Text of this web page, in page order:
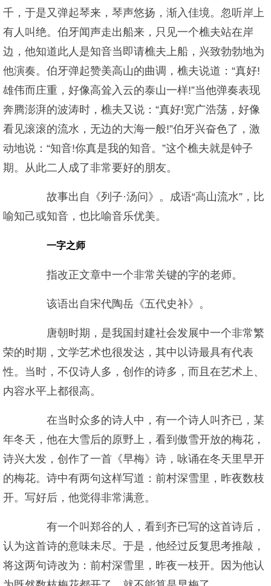
千，于是又弹起琴来，琴声悠扬，渐入佳境。忽听岸上
有人叫绝。伯牙闻声走出船来，只见一个樵夫站在岸
边，他知道此人是知音当即请樵夫上船，兴致勃勃地为
他演奏。伯牙弹起赞美高山的曲调，樵夫说道：“真好!
雄伟而庄重，好像高耸入云的泰山一样!”当他弹奏表现
奔腾澎湃的波涛时，樵夫又说：“真好!宽广浩荡，好像
看见滚滚的流水，无边的大海一般!”伯牙兴奋色了，激
动地说：“知音!你真是我的知音。”这个樵夫就是钟子
期。从此二人成了非常要好的朋友。
故事出自《列子·汤问》。成语“高山流水”，比
喻知己或知音，也比喻音乐优美。
一字之师
指改正文章中一个非常关键的字的老师。
该语出自宋代陶岳《五代史补》。
唐朝时期，是我国封建社会发展中一个非常繁
荣的时期，文学艺术也很发达，其中以诗最具有代表
性。当时，不仅诗人多，创作的诗多，而且在艺术上、
内容水平上都很高。
在当时众多的诗人中，有一个诗人叫齐已，某
年冬天，他在大雪后的原野上，看到傲雪开放的梅花，
诗兴大发，创作了一首《早梅》诗，咏诵在冬天里早开
的梅花。诗中有两句这样写道：前村深雪里，昨夜数枝
开。写好后，他觉得非常满意。
有一个叫郑谷的人，看到齐已写的这首诗后，
认为这首诗的意味未尽。于是，他经过反复思考推敲，
将这两句诗改为：前村深雪里，昨夜一枝开。因为他认